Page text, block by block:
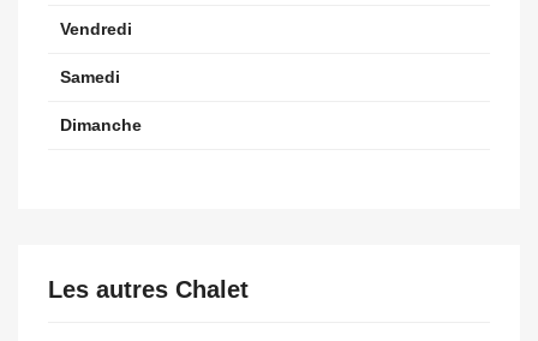
Vendredi
Samedi
Dimanche
Les autres Chalet